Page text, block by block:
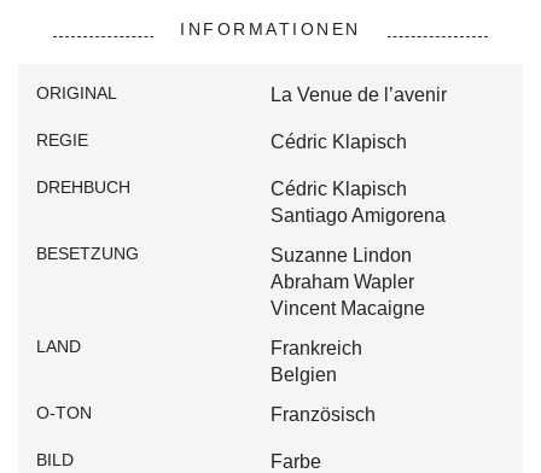
INFORMATIONEN
ORIGINAL La Venue de l’avenir
REGIE Cédric Klapisch
DREHBUCH
Cédric Klapisch
Santiago Amigorena
BESETZUNG
Suzanne Lindon
Abraham Wapler
Vincent Macaigne
LAND
Frankreich
Belgien
O-TON Französisch
BILD Farbe